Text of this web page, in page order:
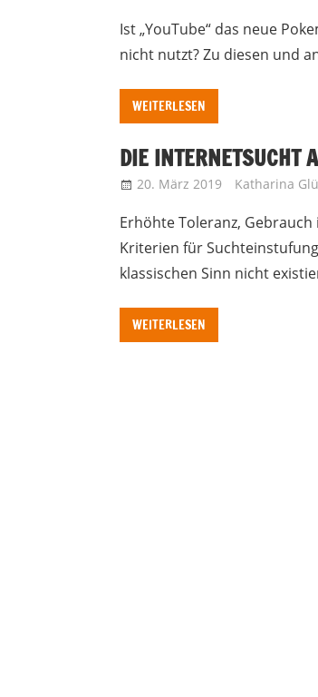
Ist „YouTube“ das neue
nicht nutzt? Zu diesen und
WEITERLESEN
DIE INTERNETSUCHT
20. März 2019 Katharina
Erhöhte Toleranz,
Kriterien für
klassischen Sinn nicht
WEITERLESEN